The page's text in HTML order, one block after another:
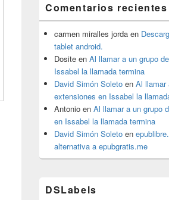
Comentarios recientes
carmen miralles jorda en
tablet android.
Dosite en Al llamar a un grupo
Issabel la llamada termina
David Simón Soleto en Al llamar
extensiones en Issabel la
Antonio en Al llamar a un grupo
en Issabel la llamada termina
David Simón Soleto en
alternativa a epubgratis.me
DSLabels